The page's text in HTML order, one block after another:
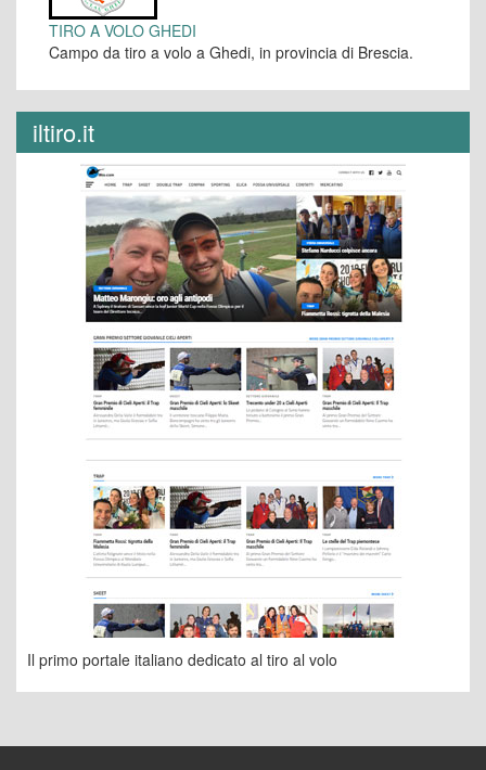
TIRO A VOLO GHEDI
Campo da tiro a volo a Ghedi, in provincia di Brescia.
iltiro.it
Il primo portale italiano dedicato al tiro al volo